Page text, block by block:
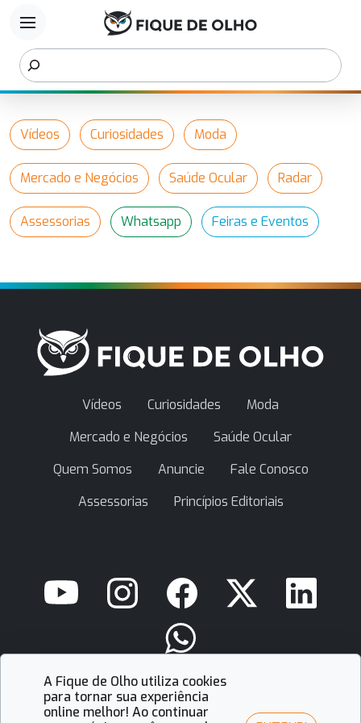
menu
Vídeos Curiosidades Moda
Mercado e Negócios Saúde Ocular Radar
Assessorias Whatsapp Feiras e Eventos
Vídeos Curiosidades
Moda
Mercado e Negócios
Saúde Ocular
Quem Somos
Anuncie
Fale Conosco
Assessorias
Princípios Editoriais
contato@fiquedeolho.com.br
A Fique de Olho utiliza cookies
para tornar sua experiência
online melhor! Ao continuar